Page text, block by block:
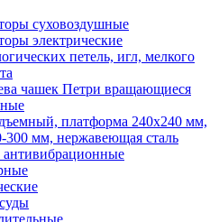
суховоздушные
электрические
петель, игл, мелкого
чашек Петри вращающиеся
платформа 240х240 мм,
300 мм, нержавеющая сталь
антивибрационные